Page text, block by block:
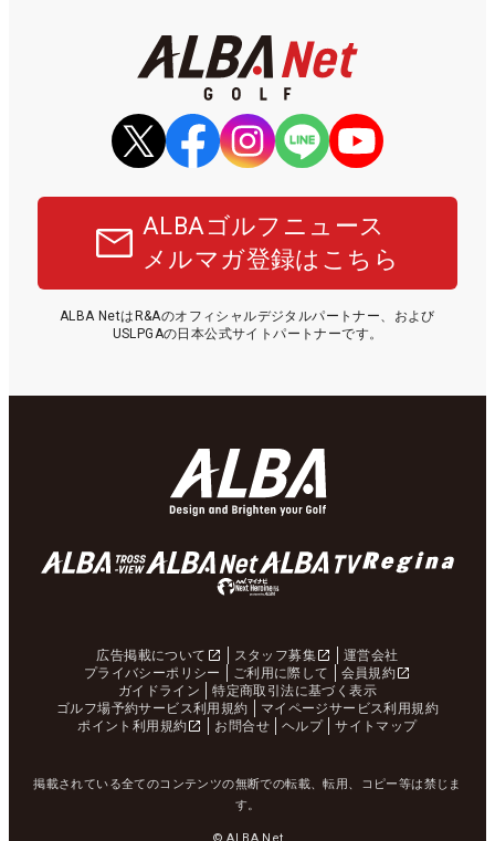
ALBAゴルフニュース
メルマガ登録はこちら
ALBA NetはR&Aのオフィシャルデジタルパートナー、および
USLPGAの日本公式サイトパートナーです。
広告掲載について スタッフ募集
運営会社
プライバシーポリシー
ご利用に際して
会員規約
ガイドライン
特定商取引法に基づく表示
ゴルフ場予約サービス利用規約
マイページサービス利用規約
ポイント利用規約
お問合せ ヘルプ サイトマップ
掲載されている全てのコンテンツの無断での転載、転用、コピー等は禁じま
す。